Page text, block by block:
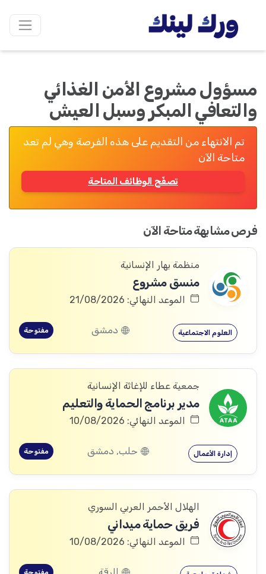
مسؤول مشروع الأمن الغذائي
والتعافي المبكر وسبل العيش
تم الانتهاء من التقديم على هذه الفرصة وهي لم تعد
متاحة الآن
تصفّح الوظائف المتاحة
فرص مشابهة متاحة الآن
منظمة بهار الإنسانية
منسق مشروع
الموعد النهائي: 21/08/2026
العلوم الاجتماعية دمشق مفتوحة
جمعية عطاء للإغاثة الإنسانية
مدير برنامج الحماية والتعليم
الموعد النهائي: 10/08/2026
إدارة الأعمال حلب, دمشق مفتوحة
الهلال الأحمر العربي السوري
فريق حماية ميداني
الموعد النهائي: 10/08/2026
مفتوحة